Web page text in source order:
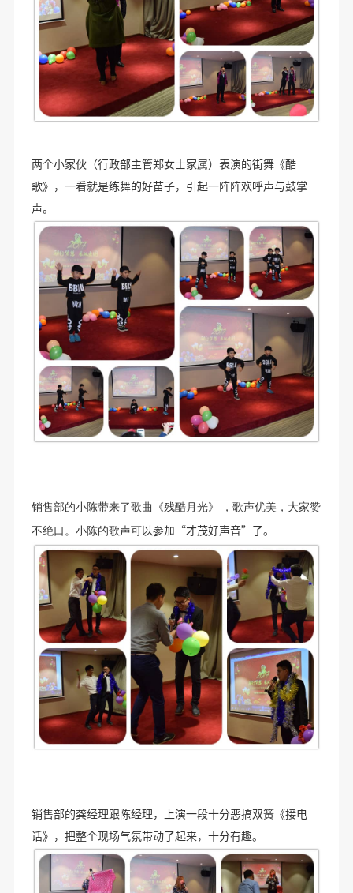
两个小家伙（行政部主管郑女士家属）表演的街舞《酷
歌》，一看就是练舞的好苗子，引起一阵阵欢呼声与鼓掌
声。
销售部的小陈带来了歌曲《残酷月光》
，歌声优美，大家赞
不绝口。小陈的歌声可以参加 “才茂好声音”了。
销售部的龚经理跟陈经理，上演一段十分恶搞双簧《接电
话》，把整个现场气氛带动了起来，十分有趣。